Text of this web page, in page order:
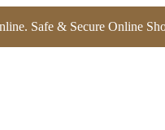
Safe & Secure Online